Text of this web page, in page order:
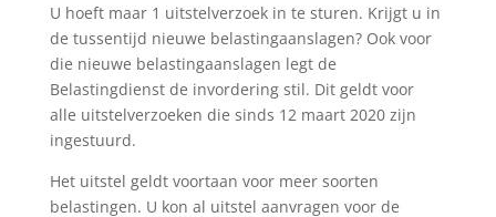
U hoeft maar 1 uitstelverzoek in te sturen. Krijgt u in
de tussentijd nieuwe belastingaanslagen? Ook voor
die nieuwe belastingaanslagen legt de
Belastingdienst de invordering stil. Dit geldt voor
alle uitstelverzoeken die sinds 12 maart 2020 zijn
ingestuurd.
Het uitstel geldt voortaan voor meer soorten
belastingen. U kon al uitstel aanvragen voor de